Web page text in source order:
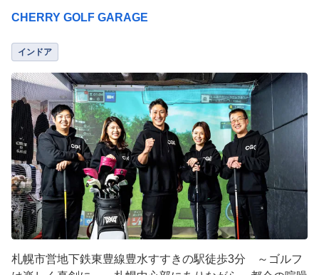
CHERRY GOLF GARAGE
インドア
札幌市営地下鉄東豊線豊水すすきの駅徒歩3分 ～ゴルフ